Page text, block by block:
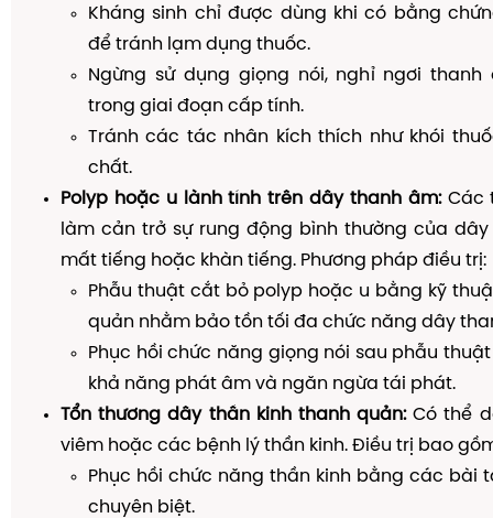
Kháng sinh chỉ được dùng khi có bằng
để tránh lạm dụng thuốc.
Ngừng sử dụng giọng nói, nghỉ ngơi thanh
trong giai đoạn cấp tính.
Tránh các tác nhân kích thích như khói
chất.
Polyp hoặc u lành tính trên dây thanh âm:Các
làm cản trở sự rung động bình thường của
mất tiếng hoặc khàn tiếng. Phương pháp điều trị:
Phẫu thuật cắt bỏ polyp hoặc u bằng kỹ
quản nhằm bảo tồn tối đa chức năng dây
Phục hồi chức năng giọng nói sau phẫu
khả năng phát âm và ngăn ngừa tái phát.
Tổn thương dây thần kinh thanh quản:Có thể
viêm hoặc các bệnh lý thần kinh. Điều trị bao
Phục hồi chức năng thần kinh bằng các bài
chuyên biệt.